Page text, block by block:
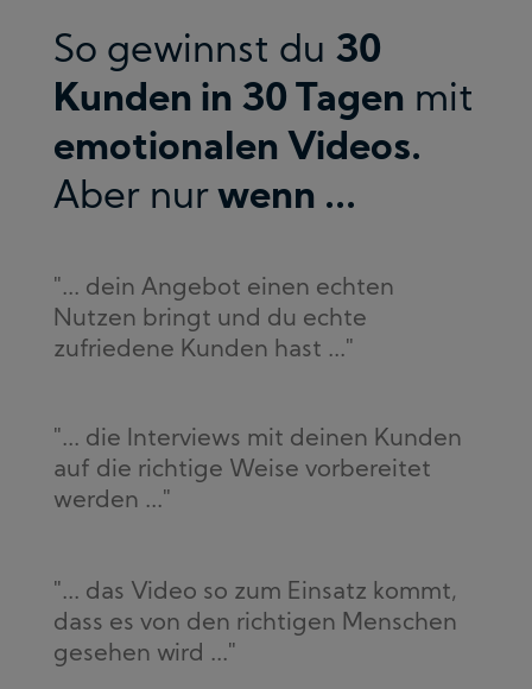
So gewinnst du 30
Kunden in 30 Tagen mit
emotionalen Videos.
Aber nur wenn ...
"... dein Angebot einen echten
Nutzen bringt und du echte
zufriedene Kunden hast ..."
"... die Interviews mit deinen Kunden
auf die richtige Weise vorbereitet
werden ..."
"... das Video so zum Einsatz kommt,
dass es von den richtigen Menschen
gesehen wird ..."